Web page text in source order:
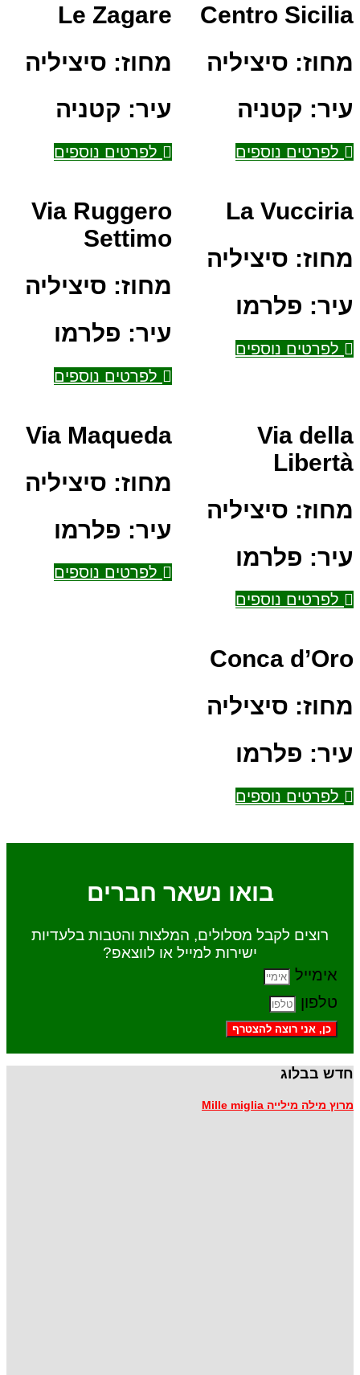
Centro Sicilia
מחוז: סיציליה
עיר: קטניה
לפרטים נוספים
Le Zagare
מחוז: סיציליה
עיר: קטניה
לפרטים נוספים
La Vucciria
מחוז: סיציליה
עיר: פלרמו
לפרטים נוספים
Via Ruggero
Settimo
מחוז: סיציליה
עיר: פלרמו
לפרטים נוספים
Via della
Libertà
מחוז: סיציליה
עיר: פלרמו
לפרטים נוספים
Via Maqueda
מחוז: סיציליה
עיר: פלרמו
לפרטים נוספים
Conca d’Oro
מחוז: סיציליה
עיר: פלרמו
לפרטים נוספים
בואו נשאר חברים
רוצים לקבל מסלולים, המלצות והטבות בלעדיות
ישירות למייל או לווצאפ?
אימייל
טלפון
כן, אני רוצה להצטרף
חדש בבלוג
מרוץ מילה מילייה Mille miglia